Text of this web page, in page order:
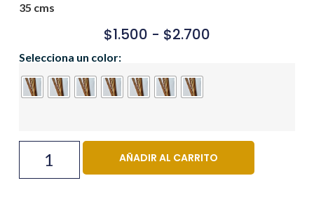
35 cms
$1.500 - $2.700
Selecciona un color:
AÑADIR AL CARRITO